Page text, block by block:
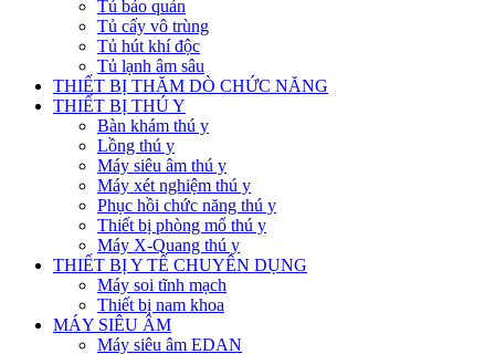
Tủ bảo quản
Tủ cấy vô trùng
Tủ hút khí độc
Tủ lạnh âm sâu
THIẾT BỊ THĂM DÒ CHỨC NĂNG
THIẾT BỊ THÚ Y
Bàn khám thú y
Lồng thú y
Máy siêu âm thú y
Máy xét nghiệm thú y
Phục hồi chức năng thú y
Thiết bị phòng mổ thú y
Máy X-Quang thú y
THIẾT BỊ Y TẾ CHUYÊN DỤNG
Máy soi tĩnh mạch
Thiết bị nam khoa
MÁY SIÊU ÂM
Máy siêu âm EDAN